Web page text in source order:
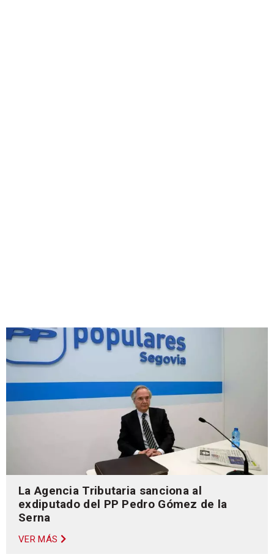
La Agencia Tributaria sanciona al
exdiputado del PP Pedro Gómez de la
Serna
VER MÁS